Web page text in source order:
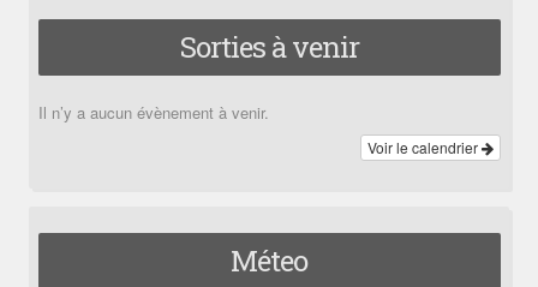
Sorties à venir
Il n’y a aucun évènement à venir.
Voir le calendrier
Méteo